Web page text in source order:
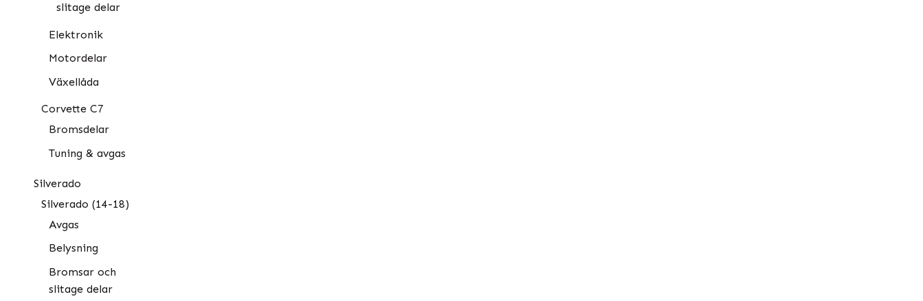
slitage delar
Elektronik
Motordelar
Växellåda
Corvette C7
Bromsdelar
Tuning & avgas
Silverado
Silverado (14-18)
Avgas
Belysning
Bromsar och
slitage delar